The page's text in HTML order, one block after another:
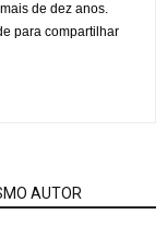
de dez anos.
para compartilhar
AUTOR